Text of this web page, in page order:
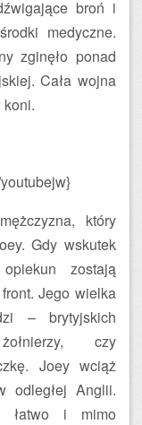
broń i
medyczne.
zginęło ponad
Cała wojna
koni.
który
Gdy wskutek
zostają
Jego wielka
– brytyjskich
czy
Joey wciąż
odległej Anglii.
łatwo i mimo